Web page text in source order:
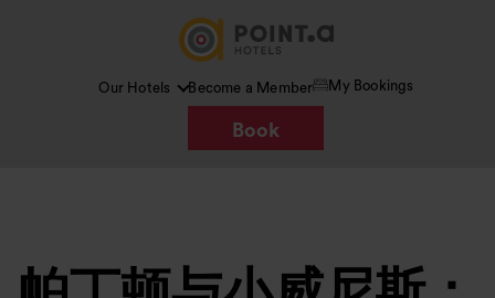
Our Hotels Become a Member My Bookings
Book